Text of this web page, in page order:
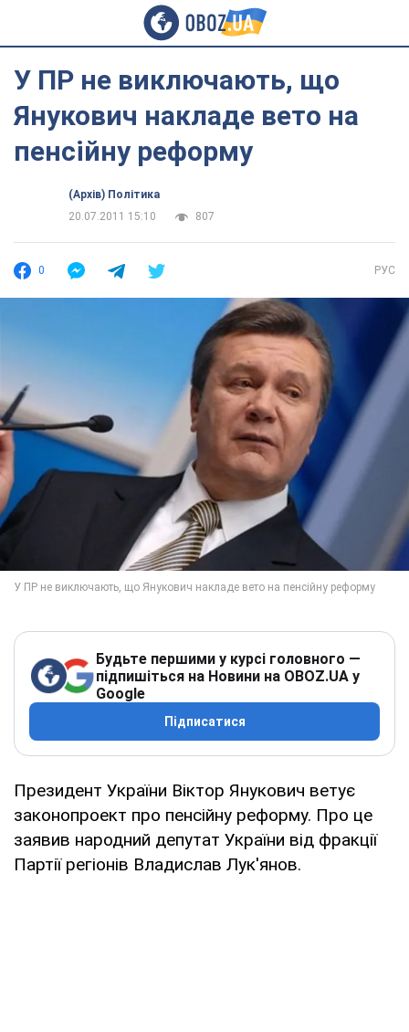
У ПР не виключають, що
Янукович накладе вето на
пенсійну реформу
(Архів) Політика
20.07.2011 15:10
807
0 РУС
Будьте першими у курсі головного —
підпишіться на Новини на OBOZ.UA у
Google
Підписатися
Президент України Віктор Янукович ветує
законопроект про пенсійну реформу. Про це
заявив народний депутат України від фракції
Партії регіонів Владислав Лук'янов.